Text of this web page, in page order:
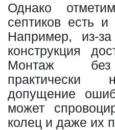
Однако
септиков есть
Например, из-
конструкция
Монтаж без
практически
допущение
может
колец и даже их